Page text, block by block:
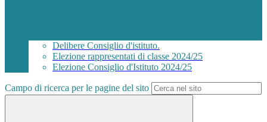
Delibere Consiglio d'istituto.
Elezione rappresentati di classe 2024/25
Elezione Consiglio d'Istituto 2024/25
Campo di ricerca per le pagine del sito